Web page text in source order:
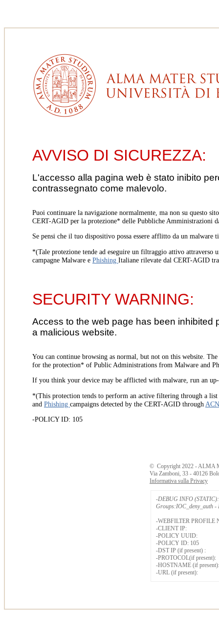
AVVISO DI SICUREZZA:
L'accesso alla pagina web è stato inibito
contrassegnato come malevolo.
Puoi continuare la navigazione normalmente, ma non su questo
CERT-AGID per la protezione* delle Pubbliche Amministrazioni
Se pensi che il tuo dispositivo possa essere afflitto da un
*(Tale protezione tende ad eseguire un filtraggio attivo
campagne Malware e Phishing Italiane rilevate dal CERT-AGID
SECURITY WARNING:
Access to the web page has been
a malicious website.
You can continue browsing as normal, but not on this website.
for the protection* of Public Administrations from Malware and
If you think your device may be afflicted with malware, run an
*(This protection tends to perform an active filtering through a
and Phishing campaigns detected by the CERT-AGID through
-POLICY ID: 105
© Copyright 2022 - ALMA
Via Zamboni, 33 - 40126
Informativa sulla Privacy
-DEBUG INFO (STATIC):
Groups:IOC_deny_auth -
-WEBFILTER PROFILE
-CLIENT IP:
-POLICY UUID:
-POLICY ID: 105
-DST IP (if present) :
-PROTOCOL(if present):
-HOSTNAME (if present):
-URL (if present):